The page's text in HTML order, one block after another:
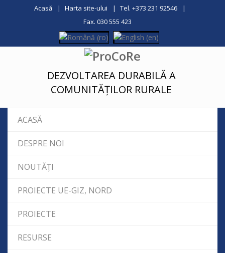
Acasă Harta site-ului
Tel. +373 231 92546
Fax. 030 555 423
DEZVOLTAREA DURABILĂ A
COMUNITĂȚILOR RURALE
ACASĂ
DESPRE NOI
NOUTĂȚI
PROIECTE UE-GIZ, NORD
PROIECTE
RESURSE